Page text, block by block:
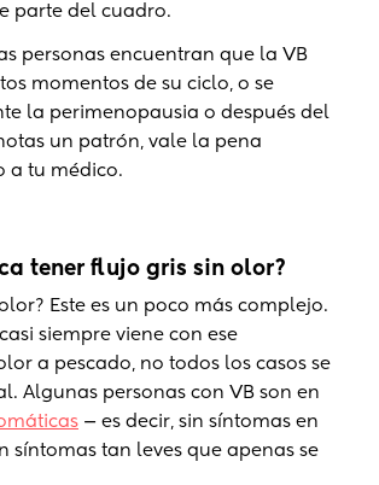
parte del cuadro.
personas encuentran que la VB
momentos de su ciclo, o se
la perimenopausia o después del
un patrón, vale la pena
a tu médico.
tener flujo gris sin olor?
Este es un poco más complejo.
siempre viene con ese
a pescado, no todos los casos se
Algunas personas con VB son en
— es decir, sin síntomas en
síntomas tan leves que apenas se